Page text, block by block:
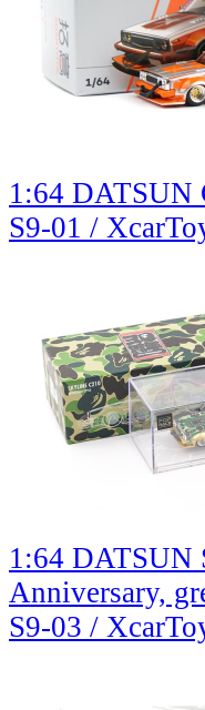
1:64 DATSUN
S9-01 /
1:64 DATSUN
Anniversary,
S9-03 /